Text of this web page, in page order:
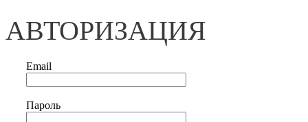
АВТОРИЗАЦИЯ
Email
Пароль